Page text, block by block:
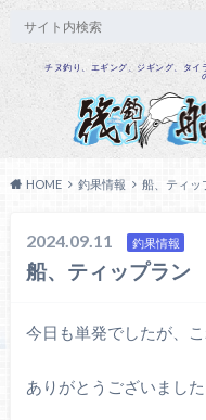
チヌ釣り、エギング、ジギング、タ
HOME 釣果情報 船、ティッ
2024.09.11 釣果情報
船、ティップラン
今日も単発でしたが、こ
ありがとうございました